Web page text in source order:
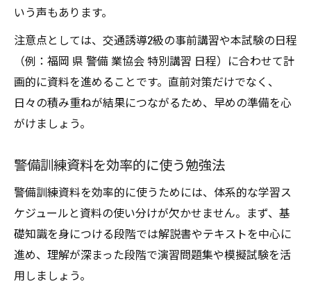
いう声もあります。
注意点としては、交通誘導2級の事前講習や本試験の日程
（例：福岡 県 警備 業協会 特別講習 日程）に合わせて計
画的に資料を進めることです。直前対策だけでなく、
日々の積み重ねが結果につながるため、早めの準備を心
がけましょう。
警備訓練資料を効率的に使う勉強法
警備訓練資料を効率的に使うためには、体系的な学習ス
ケジュールと資料の使い分けが欠かせません。まず、基
礎知識を身につける段階では解説書やテキストを中心に
進め、理解が深まった段階で演習問題集や模擬試験を活
用しましょう。